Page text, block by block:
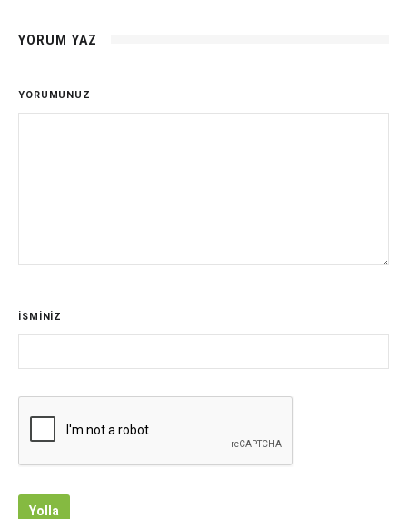
YORUM YAZ
YORUMUNUZ
İSMİNİZ
Yolla